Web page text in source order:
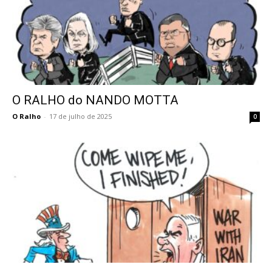
O RALHO do NANDO MOTTA
O Ralho - 17 de julho de 2025 0